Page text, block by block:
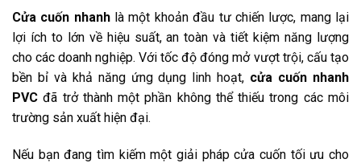
Cửa cuốn nhanhlà một khoản đầu tư chiến lược, mang lại
lợi ích to lớn về hiệu suất, an toàn và tiết kiệm năng lượng
cho các doanh nghiệp. Với tốc độ đóng mở vượt trội, cấu tạo
bền bỉ và khả năng ứng dụng linh hoạt, cửa cuốn nhanh
PVC đã trở thành một phần không thể thiếu trong các môi
trường sản xuất hiện đại.
Nếu bạn đang tìm kiếm một giải pháp cửa cuốn tối ưu cho